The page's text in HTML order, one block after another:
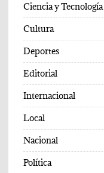
Ciencia y Tecnología
Cultura
Deportes
Editorial
Internacional
Local
Nacional
Política